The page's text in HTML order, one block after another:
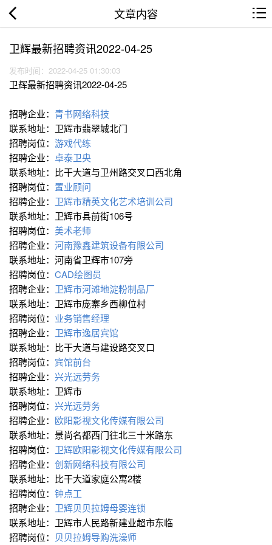
文章内容
卫辉最新招聘资讯2022-04-25
发布时间：2022-04-25 01:30:03
卫辉最新招聘资讯2022-04-25
招聘企业： 青书网络科技
联系地址：卫辉市翡翠城北门
招聘岗位： 游戏代练
招聘企业： 卓泰卫央
联系地址：比干大道与卫州路交叉口西北角
招聘岗位： 置业顾问
招聘企业： 卫辉市精英文化艺术培训公司
联系地址：卫辉市县前街106号
招聘岗位： 美术老师
招聘企业： 河南豫鑫建筑设备有限公司
联系地址：河南省卫辉市107旁
招聘岗位： CAD绘图员
招聘企业： 卫辉市河滩地淀粉制品厂
联系地址：卫辉市庞寨乡西柳位村
招聘岗位： 业务销售经理
招聘企业： 卫辉市逸居宾馆
联系地址：比干大道与建设路交叉口
招聘岗位： 宾馆前台
招聘企业： 兴光远劳务
联系地址：卫辉市
招聘岗位： 兴光远劳务
招聘企业： 欧阳影视文化传媒有限公司
联系地址：景尚名都西门往北三十米路东
招聘岗位： 卫辉欧阳影视文化传媒有限公司
招聘企业： 创新网络科技有限公司
联系地址：比干大道家庭公寓2楼
招聘岗位： 钟点工
招聘企业： 卫辉贝贝拉姆母婴连锁
联系地址：卫辉市人民路新建业超市东临
招聘岗位： 贝贝拉姆导购洗澡师